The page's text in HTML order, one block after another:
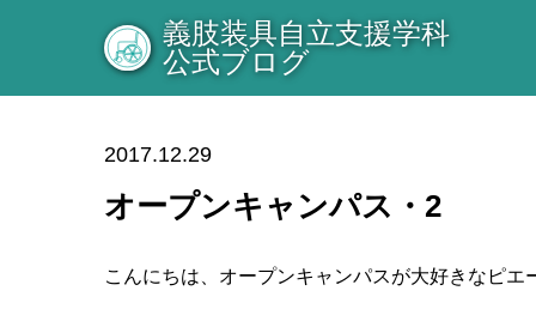
義肢装具自立支援学科
公式ブログ
2017.12.29
オープンキャンパス・2
こんにちは、オープンキャンパスが大好きなピエ